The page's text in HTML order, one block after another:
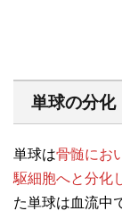
単球の分化
単球は骨髄にお
駆細胞へと分化
た単球は血流中